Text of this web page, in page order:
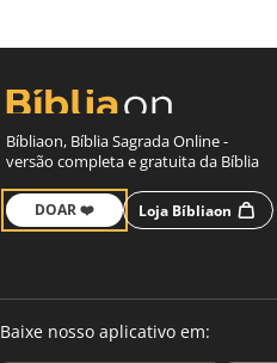
Bíbliaon, Bíblia Sagrada Online -
versão completa e gratuita da Bíblia
DOAR ❤️ Loja Bíbliaon
Baixe nosso aplicativo em: